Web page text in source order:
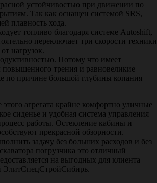
устойчивостью при движении по
Так как оснащен системой SRS,
плавность хода.
топливо благодаря системе Autoshift,
переключает три скорости техники
нагрузок.
Потому что имеет
трения и равновеликие
по причине большой глубины копания
этого агрегата крайне комфортно уличные
сиденье и удобная система управления
работы. Остекление кабины и
прекрасной обзорности.
задачу без больших расходов и без
погрузчика это отличный
на выгодных для клиента
ЭлитСпецСтройСибирь.